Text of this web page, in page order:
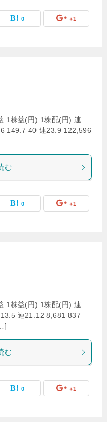
0 +1
1株益(円) 1株配(円) 連
149.7 40 連23.9 122,596
む
0 +1
1株益(円) 1株配(円) 連
連21.12 8,681 837
む
0 +1